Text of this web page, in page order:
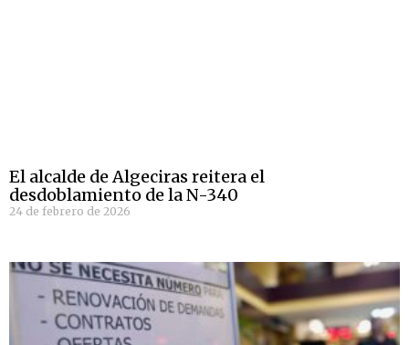
El alcalde de Algeciras reitera el
desdoblamiento de la N-340
24 de febrero de 2026